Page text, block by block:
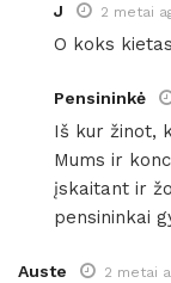
J 2 metai
O koks
Pensininkė
Iš kur žinot,
Mums ir
įskaitant ir
pensininkai
Auste 2 metai